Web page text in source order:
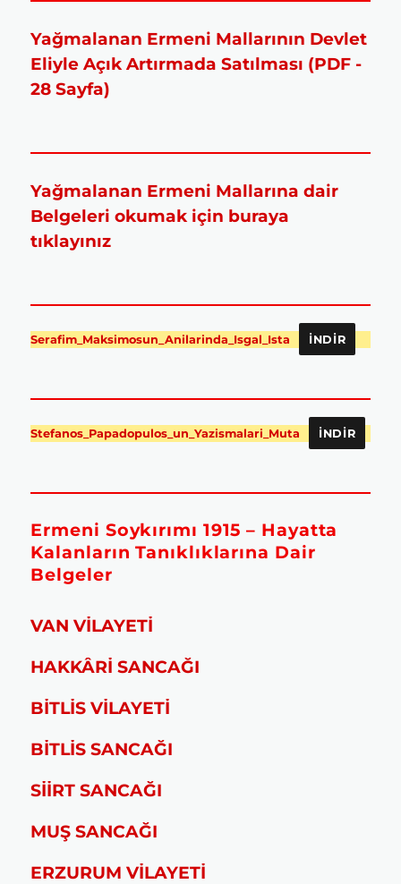
Yağmalanan Ermeni Mallarının Devlet
Eliyle Açık Artırmada Satılması (PDF -
28 Sayfa)
Yağmalanan Ermeni Mallarına dair
Belgeleri okumak için buraya
tıklayınız
Serafim_Maksimosun_Anilarinda_Isgal_Ista İNDIR
Stefanos_Papadopulos_un_Yazismalari_Muta İNDIR
Ermeni Soykırımı 1915 – Hayatta
Kalanların Tanıklıklarına Dair
Belgeler
VAN VİLAYETİ
HAKKÂRİ SANCAĞI
BİTLİS VİLAYETİ
BİTLİS SANCAĞI
SİİRT SANCAĞI
MUŞ SANCAĞI
ERZURUM VİLAYETİ